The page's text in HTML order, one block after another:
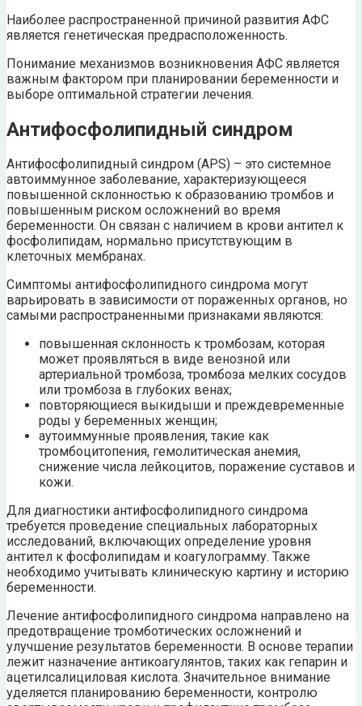
Наиболее распространенной причиной развития АФС
является генетическая предрасположенность.
Понимание механизмов возникновения АФС является
важным фактором при планировании беременности и
выборе оптимальной стратегии лечения.
Антифосфолипидный синдром
Антифосфолипидный синдром (APS) – это системное
автоиммунное заболевание, характеризующееся
повышенной склонностью к образованию тромбов и
повышенным риском осложнений во время
беременности. Он связан с наличием в крови антител к
фосфолипидам, нормально присутствующим в
клеточных мембранах.
Симптомы антифосфолипидного синдрома могут
варьировать в зависимости от пораженных органов, но
самыми распространенными признаками являются:
повышенная склонность к тромбозам, которая
может проявляться в виде венозной или
артериальной тромбоза, тромбоза мелких сосудов
или тромбоза в глубоких венах;
повторяющиеся выкидыши и преждевременные
роды у беременных женщин;
аутоиммунные проявления, такие как
тромбоцитопения, гемолитическая анемия,
снижение числа лейкоцитов, поражение суставов и
кожи.
Для диагностики антифосфолипидного синдрома
требуется проведение специальных лабораторных
исследований, включающих определение уровня
антител к фосфолипидам и коагулограмму. Также
необходимо учитывать клиническую картину и историю
беременности.
Лечение антифосфолипидного синдрома направлено на
предотвращение тромботических осложнений и
улучшение результатов беременности. В основе терапии
лежит назначение антикоагулянтов, таких как гепарин и
ацетилсалициловая кислота. Значительное внимание
уделяется планированию беременности, контролю